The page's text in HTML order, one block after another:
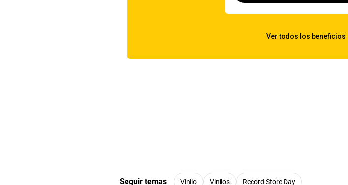
Seguir temas Vinilo Vinilos Record Store Day